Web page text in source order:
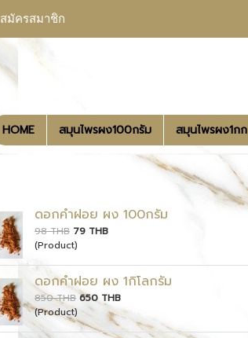
สมัครสมาชิก
HOME สมุนไพรผง100กรัม สมุนไพรผง1กก
ดอกคำฝอย ผง 100กรัม
98 THB 79 THB
(Product)
ดอกคำฝอย ผง 1กิโลกรัม
850 THB 650 THB
(Product)